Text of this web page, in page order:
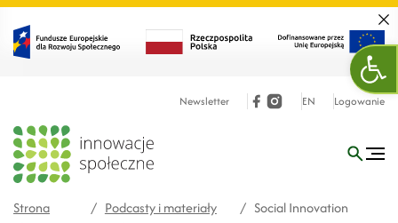
Newsletter EN Logowanie
Strona
/ Podcasty i materiały
/ Social Innovation